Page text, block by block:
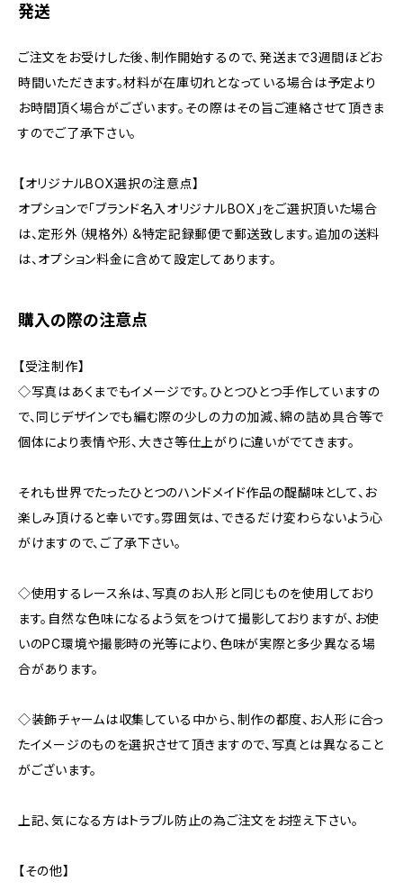
発送
ご注文をお受けした後、制作開始するので、発送まで3週間ほどお
時間いただきます。材料が在庫切れとなっている場合は予定より
お時間頂く場合がございます。その際はその旨ご連絡させて頂きま
すのでご了承下さい。
【オリジナルBOX選択の注意点】
オプションで「ブランド名入オリジナルBOX」をご選択頂いた場合
は、定形外（規格外）＆特定記録郵便で郵送致します。追加の送料
は、オプション料金に含めて設定してあります。
購入の際の注意点
【受注制作】
◇写真はあくまでもイメージです。ひとつひとつ手作していますの
で、同じデザインでも編む際の少しの力の加減、綿の詰め具合等で
個体により表情や形、大きさ等仕上がりに違いがでてきます。
それも世界でたったひとつのハンドメイド作品の醍醐味として、お
楽しみ頂けると幸いです。雰囲気は、できるだけ変わらないよう心
がけますので、ご了承下さい。
◇使用するレース糸は、写真のお人形と同じものを使用しており
ます。自然な色味になるよう気をつけて撮影しておりますが、お使
いのPC環境や撮影時の光等により、色味が実際と多少異なる場
合があります。
◇装飾チャームは収集している中から、制作の都度、お人形に合っ
たイメージのものを選択させて頂きますので、写真とは異なること
がございます。
上記、気になる方はトラブル防止の為ご注文をお控え下さい。
【その他】